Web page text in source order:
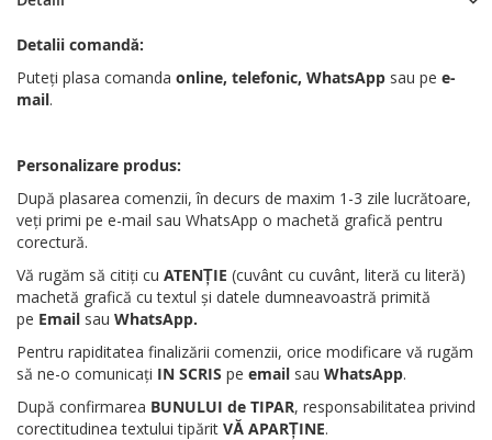
Detalii comandă:
Puteți plasa comanda online, telefonic, WhatsApp sau pe e-
mail.
Personalizare produs:
După plasarea comenzii, în decurs de maxim 1-3 zile lucrătoare,
veți primi pe e-mail sau WhatsApp o machetă grafică pentru
corectură.
Vă rugăm să citiți cu ATENȚIE (cuvânt cu cuvânt, literă cu literă)
machetă grafică cu textul și datele dumneavoastră primită
pe Email sau WhatsApp.
Pentru rapiditatea finalizării comenzii, orice modificare vă rugăm
să ne-o comunicați IN SCRIS pe email sau WhatsApp.
După confirmarea BUNULUI de TIPAR, responsabilitatea privind
corectitudinea textului tipărit VĂ APARȚINE.